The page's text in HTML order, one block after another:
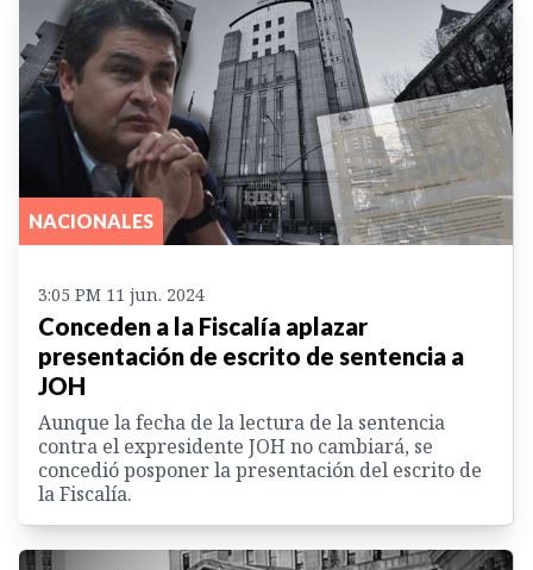
NACIONALES
3:05 PM 11 jun. 2024
Conceden a la Fiscalía aplazar
presentación de escrito de sentencia a
JOH
Aunque la fecha de la lectura de la sentencia
contra el expresidente JOH no cambiará, se
concedió posponer la presentación del escrito de
la Fiscalía.